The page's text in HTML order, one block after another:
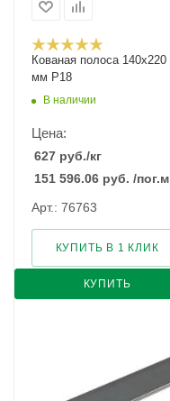
Кованая полоса 140x220
мм Р18
В наличии
Цена:
627 руб./кг
151 596.06 руб. /пог.м
Арт.: 76763
КУПИТЬ
КУПИТЬ В 1 КЛИК